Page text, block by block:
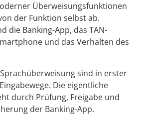
Überweisungsfunktionen
der Funktion selbst ab.
die Banking-App, das TAN-
und das Verhalten des
sind in erster
Die eigentliche
durch Prüfung, Freigabe und
der Banking-App.